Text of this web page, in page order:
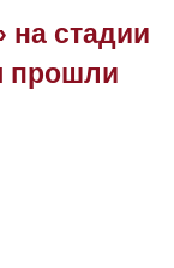
на стадии
прошли